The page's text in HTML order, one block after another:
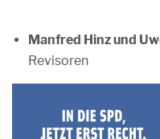
Manfred Hinz und
Revisoren